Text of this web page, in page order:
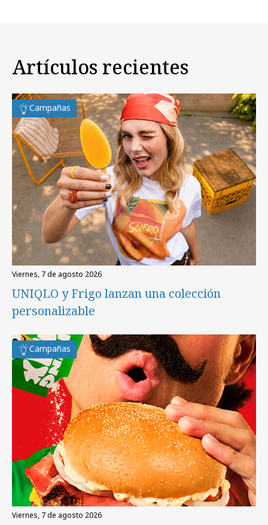
Artículos recientes
Campañas
viernes, 7 de agosto 2026
UNIQLO y Frigo lanzan una colección
personalizable
Campañas
viernes, 7 de agosto 2026